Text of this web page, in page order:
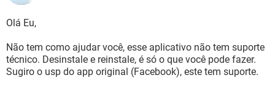
Olá Eu,
Não tem como ajudar você, esse aplicativo não tem suporte
técnico. Desinstale e reinstale, é só o que você pode fazer.
Sugiro o usp do app original (Facebook), este tem suporte.